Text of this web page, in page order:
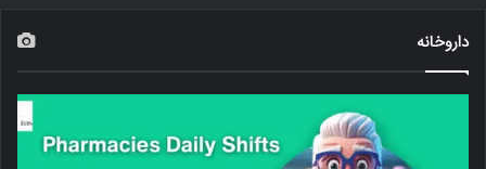
داروخانه